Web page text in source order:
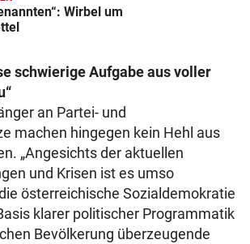
Wirbel um
schwierige Aufgabe aus voller
an Partei- und
machen hingegen kein Hehl aus
„Angesichts der aktuellen
und Krisen ist es umso
österreichische Sozialdemokratie
klarer politischer Programmatik
Bevölkerung überzeugende